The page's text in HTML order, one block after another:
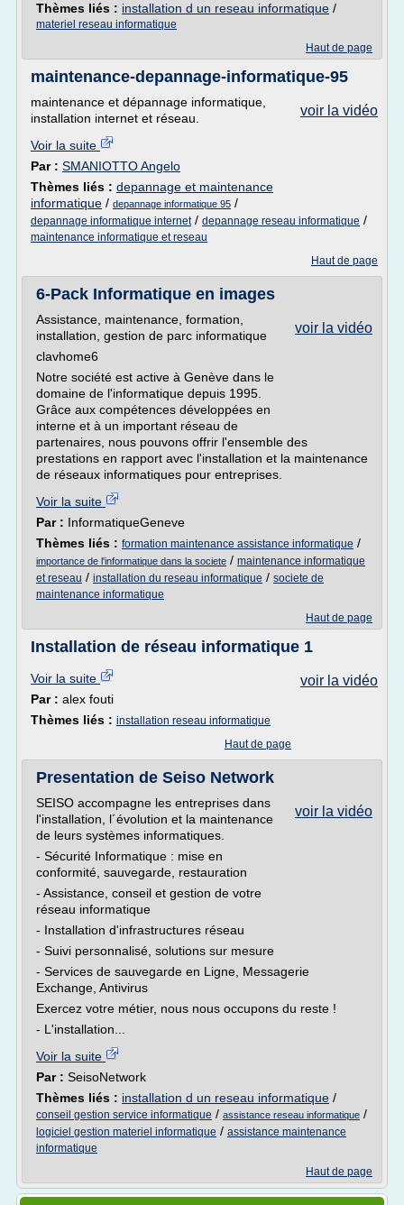
Thèmes liés : installation d un reseau informatique /
materiel reseau informatique
Haut de page
maintenance-depannage-informatique-95
voir la vidéo
maintenance et dépannage informatique,
installation internet et réseau.
Voir la suite
Par : SMANIOTTO Angelo
Thèmes liés : depannage et maintenance
informatique / depannage informatique 95 /
depannage informatique internet/ depannage reseau informatique /
maintenance informatique et reseau
Haut de page
6-Pack Informatique en images
voir la vidéo
Assistance, maintenance, formation,
installation, gestion de parc informatique
clavhome6
Notre société est active à Genève dans le
domaine de l'informatique depuis 1995.
Grâce aux compétences développées en
interne et à un important réseau de
partenaires, nous pouvons offrir l'ensemble des
prestations en rapport avec l'installation et la maintenance
de réseaux informatiques pour entreprises.
Voir la suite
Par : InformatiqueGeneve
Thèmes liés : formation maintenance assistance informatique /
importance de l'informatique dans la societe / maintenance informatique
et reseau / installation du reseau informatique / societe de
maintenance informatique
Haut de page
Installation de réseau informatique 1
voir la vidéo
Voir la suite
Par : alex fouti
Thèmes liés : installation reseau informatique
Haut de page
Presentation de Seiso Network
voir la vidéo
SEISO accompagne les entreprises dans
l'installation, l´évolution et la maintenance
de leurs systèmes informatiques.
- Sécurité Informatique : mise en
conformité, sauvegarde, restauration
- Assistance, conseil et gestion de votre
réseau informatique
- Installation d'infrastructures réseau
- Suivi personnalisé, solutions sur mesure
- Services de sauvegarde en Ligne, Messagerie
Exchange, Antivirus
Exercez votre métier, nous nous occupons du reste !
- L'installation...
Voir la suite
Par : SeisoNetwork
Thèmes liés : installation d un reseau informatique /
conseil gestion service informatique / assistance reseau informatique /
logiciel gestion materiel informatique / assistance maintenance
informatique
Haut de page